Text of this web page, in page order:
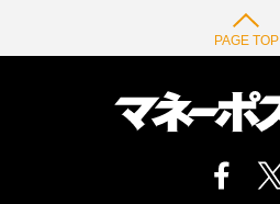
PAGE TOP